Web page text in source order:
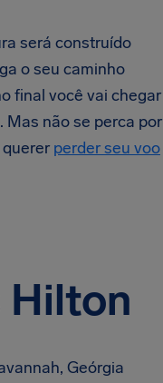
será construído
o seu caminho
final você vai chegar
Mas não se perca por
perder seu voo
Hilton
Geórgia